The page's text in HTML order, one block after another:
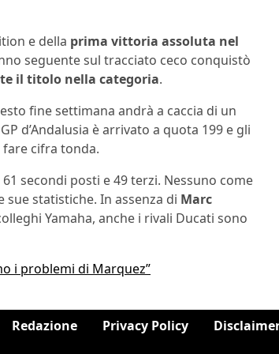
e della prima vittoria assoluta nel
seguente sul tracciato ceco conquistò
il titolo nella categoria.
fine settimana andrà a caccia di un
d’Andalusia è arrivato a quota 199 e gli
cifra tonda.
secondi posti e 49 terzi. Nessuno come
statistiche. In assenza di Marc
Yamaha, anche i rivali Ducati sono
i problemi di Marquez”
Redazione Privacy Policy